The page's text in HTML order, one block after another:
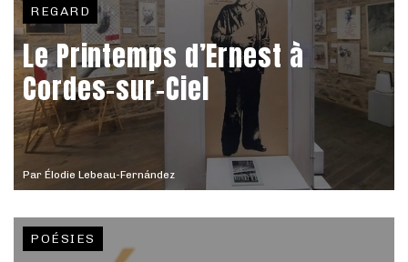
Par Élodie Lebeau-Fernández
REGARD
Le Printemps d’Ernest à
Cordes-sur-Ciel
POÉSIES